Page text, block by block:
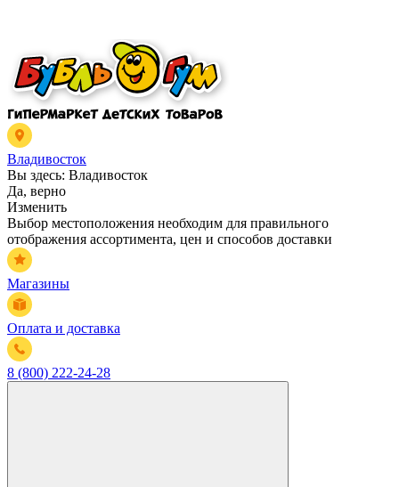
Владивосток
Вы здесь: Владивосток
Да, верно
Изменить
Выбор местоположения необходим для правильного
отображения ассортимента, цен и способов доставки
Магазины
Оплата и доставка
8 (800) 222-24-28